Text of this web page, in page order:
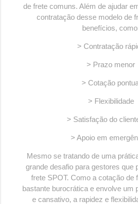
de frete comuns. Além de ajudar
contratação desse modelo de
benefícios,
> Contratação
> Prazo menor
> Cotação
> Flexibilidade
> Satisfação do
> Apoio em
Mesmo se tratando de uma
grande desafio para gestores que
frete SPOT. Como a cotação de
bastante burocrática e envolve um
e cansativo, a rapidez e